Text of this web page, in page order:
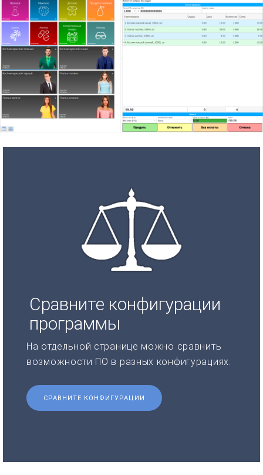
Сравните конфигурации
программы
На отдельной странице можно сравнить
возможности ПО в разных конфигурациях.
СРАВНИТЕ КОНФИГУРАЦИИ